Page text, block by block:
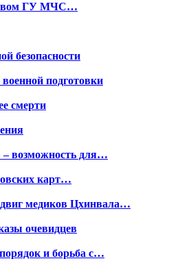
ГУ МЧС…
безопасности
подготовки
смерти
– возможность для…
карт…
медиков Цхинвала…
очевидцев
и борьба с…